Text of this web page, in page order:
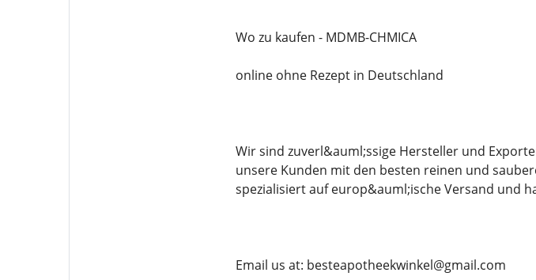
Wo zu kaufen - MDMB-CHMICA
online ohne Rezept in Deutschland
Wir sind zuverl&auml;ssige Hersteller und
unsere Kunden mit den besten reinen und
spezialisiert auf europ&auml;ische Versand und
Email us at: besteapotheekwinkel@gmail.com